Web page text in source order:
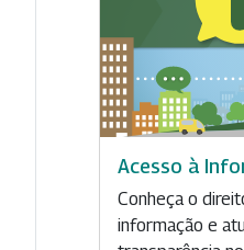
Acesso à
Conheça o
informação e